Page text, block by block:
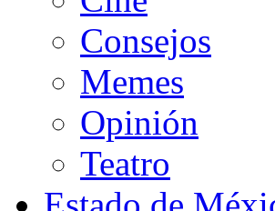
Consejos
Memes
Opinión
Teatro